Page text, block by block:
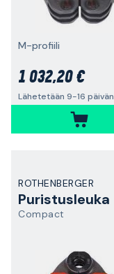
M-profiili
1 032,20 €
ROTHENBERGER
Puristusleuka
Compact